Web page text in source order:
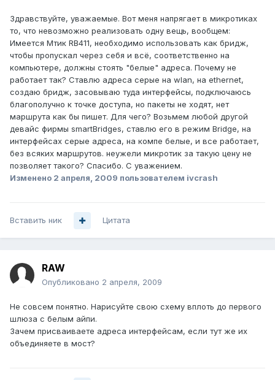
Здравствуйте, уважаемые. Вот меня напрягает в микротиках
то, что невозможно реализовать одну вещь, вообщем:
Имеется Мтик RB411, необходимо использовать как бридж,
чтобы пропускал через себя и всё, соответственно на
компьютере, должны стоять "белые" адреса. Почему не
работает так? Ставлю адреса серые на wlan, на ethernet,
создаю бридж, засовываю туда интерфейсы, подключаюсь
благополучно к точке доступа, но пакеты не ходят, нет
маршрута как бы пишет. Для чего? Возьмем любой другой
девайс фирмы smartBridges, ставлю его в режим Bridge, на
интерфейсах серые адреса, на компе белые, и все работает,
без всяких маршрутов. неужели микротик за такую цену не
позволяет такого? Спасибо. С уважением.
Изменено 2 апреля, 2009 пользователем ivcrash
Вставить ник Цитата
RAW
Опубликовано 2 апреля, 2009
Не совсем понятно. Нарисуйте свою схему вплоть до первого
шлюза с белым айпи.
Зачем присваиваете адреса интерфейсам, если тут же их
объединяете в мост?